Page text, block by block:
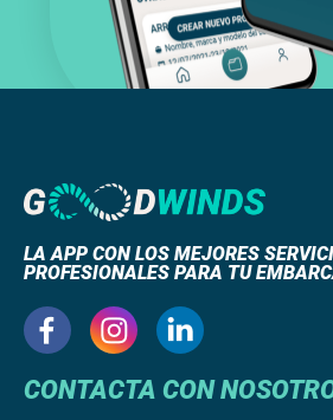
LA APP CON LOS MEJORES
PROFESIONALES PARA TU
CONTACTA CON